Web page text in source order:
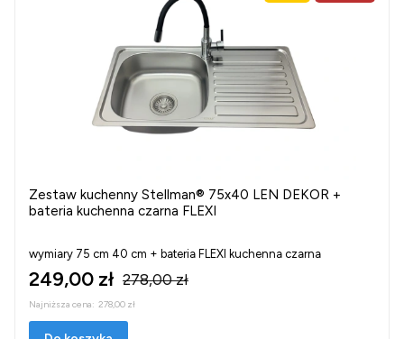
Zestaw kuchenny Stellman® 75x40 LEN DEKOR +
bateria kuchenna czarna FLEXI
wymiary 75 cm 40 cm + bateria FLEXI kuchenna czarna
249,00 zł 278,00 zł
Najniższa cena: 278,00 zł